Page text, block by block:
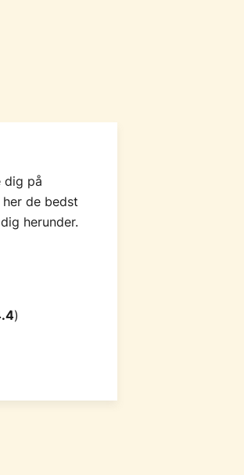
dig på
de bedst
herunder.
)